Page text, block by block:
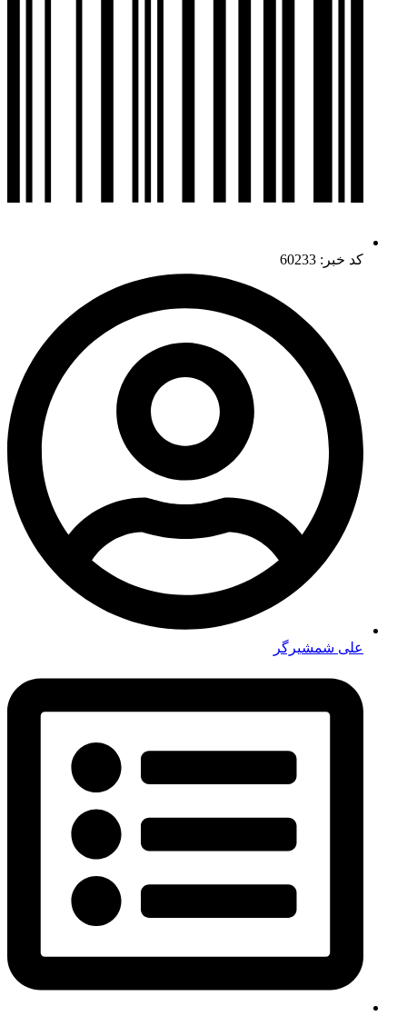
کد خبر: 60233
علی شمشیرگر